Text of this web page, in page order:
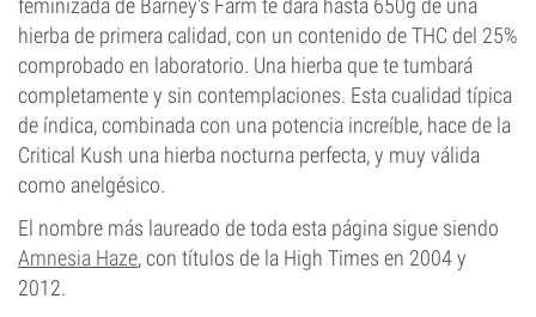
feminizada de Barney's Farm te dará hasta 650g de una
hierba de primera calidad, con un contenido de THC del 25%
comprobado en laboratorio. Una hierba que te tumbará
completamente y sin contemplaciones. Esta cualidad típica
de índica, combinada con una potencia increíble, hace de la
Critical Kush una hierba nocturna perfecta, y muy válida
como anelgésico.
El nombre más laureado de toda esta página sigue siendo
Amnesia Haze, con títulos de la High Times en 2004 y
2012.